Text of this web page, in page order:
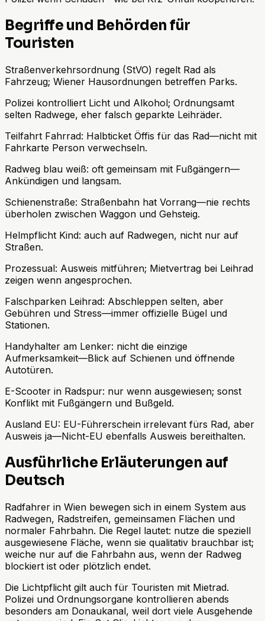
Begriffe und Behörden für
Touristen
Straßenverkehrsordnung (StVO) regelt Rad als
Fahrzeug; Wiener Hausordnungen betreffen Parks.
Polizei kontrolliert Licht und Alkohol; Ordnungsamt
selten Radwege, eher falsch geparkte Leihräder.
Teilfahrt Fahrrad: Halbticket Öffis für das Rad—nicht mit
Fahrkarte Person verwechseln.
Radweg blau weiß: oft gemeinsam mit Fußgängern—
Ankündigen und langsam.
Schienenstraße: Straßenbahn hat Vorrang—nie rechts
überholen zwischen Waggon und Gehsteig.
Helmpflicht Kind: auch auf Radwegen, nicht nur auf
Straßen.
Prozessual: Ausweis mitführen; Mietvertrag bei Leihrad
zeigen wenn angesprochen.
Falschparken Leihrad: Abschleppen selten, aber
Gebühren und Stress—immer offizielle Bügel und
Stationen.
Handyhalter am Lenker: nicht die einzige
Aufmerksamkeit—Blick auf Schienen und öffnende
Autotüren.
E-Scooter in Radspur: nur wenn ausgewiesen; sonst
Konflikt mit Fußgängern und Bußgeld.
Ausland EU: EU-Führerschein irrelevant fürs Rad, aber
Ausweis ja—Nicht-EU ebenfalls Ausweis bereithalten.
Ausführliche Erläuterungen auf
Deutsch
Radfahrer in Wien bewegen sich in einem System aus
Radwegen, Radstreifen, gemeinsamen Flächen und
normaler Fahrbahn. Die Regel lautet: nutze die speziell
ausgewiesene Fläche, wenn sie qualitativ brauchbar ist;
weiche nur auf die Fahrbahn aus, wenn der Radweg
blockiert ist oder plötzlich endet.
Die Lichtpflicht gilt auch für Touristen mit Mietrad.
Polizei und Ordnungsorgane kontrollieren abends
besonders am Donaukanal, weil dort viele Ausgehende